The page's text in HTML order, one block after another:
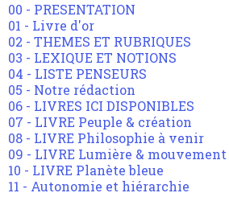
00 - PRESENTATION
01 - Livre d'or
02 - THEMES ET RUBRIQUES
03 - LEXIQUE ET NOTIONS
04 - LISTE PENSEURS
05 - Notre rédaction
06 - LIVRES ICI DISPONIBLES
07 - LIVRE Peuple & création
08 - LIVRE Philosophie à venir
09 - LIVRE Lumière & mouvement
10 - LIVRE Planète bleue
11 - Autonomie et hiérarchie